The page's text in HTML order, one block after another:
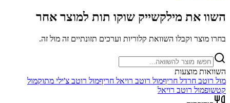
השוו את מילקשייק שוקו תות למוצר אחר
בחרו מוצר וקבלו השוואת קלוריות וערכים תזונתיים זה מול זה.
השוואות מוצעות
מול רוטב חרדל חריףמול רוטב רויאל חריףמול רוטב צ'ילי מתוקמול
קטשופמול רוטב רויאל